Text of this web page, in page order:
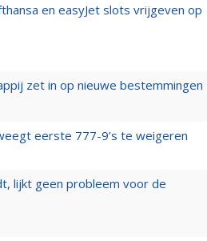
en easyJet slots vrijgeven op
zet in op nieuwe bestemmingen
eerste 777-9’s te weigeren
lijkt geen probleem voor de